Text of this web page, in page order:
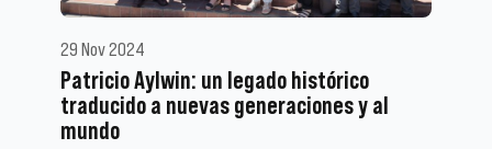
29 Nov 2024
Patricio Aylwin: un legado histórico
traducido a nuevas generaciones y al
mundo